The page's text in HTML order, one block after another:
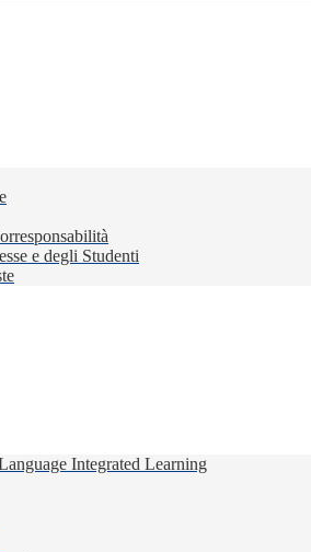
e degli Studenti
Integrated Learning